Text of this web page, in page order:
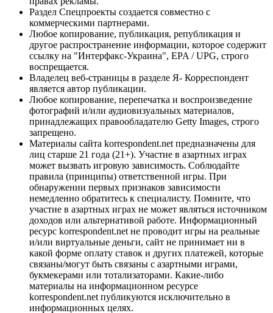
Раздел Спецпроекты создается совместно с
коммерческими партнерами.
Любое копирование, публикация, републикация и
другое распространение информации, которое содержит
ссылку на "Интерфакс-Украина", EPA / UPG, строго
воспрещается.
Владелец веб-страницы в разделе Я- Корреспондент
является автор публикации.
Любое копирование, перепечатка и воспроизведение
фотографий и/или аудиовизуальных материалов,
принадлежащих правообладателю Getty Images, строго
запрещено.
Материалы сайта korrespondent.net предназначены для
лиц старше 21 года (21+). Участие в азартных играх
может вызвать игровую зависимость. Соблюдайте
правила (принципы) ответственной игры. При
обнаружении первых признаков зависимости
немедленно обратитесь к специалисту. Помните, что
участие в азартных играх не может являться источником
доходов или альтернативой работе. Информационный
ресурс korrespondent.net не проводит игры на реальные
и/или виртуальные деньги, сайт не принимает ни в
какой форме оплату ставок и других платежей, которые
связаны/могут быть связаны с азартными играми,
букмекерами или тотализаторами. Какие-либо
материалы на информационном ресурсе
korrespondent.net публикуются исключительно в
информационных целях.